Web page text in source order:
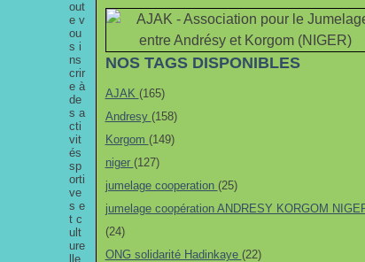
out
e v
ou
s i
ns
crir
e à
de
s a
cti
vit
és
sp
orti
ve
s e
t c
ult
ure
lle
NOS TAGS DISPONIBLES
AJAK (165)
Andresy (158)
Korgom (149)
niger (127)
jumelage cooperation (25)
jumelage coopération ANDRESY KORGOM
(24)
ONG solidarité Hadinkaye (22)